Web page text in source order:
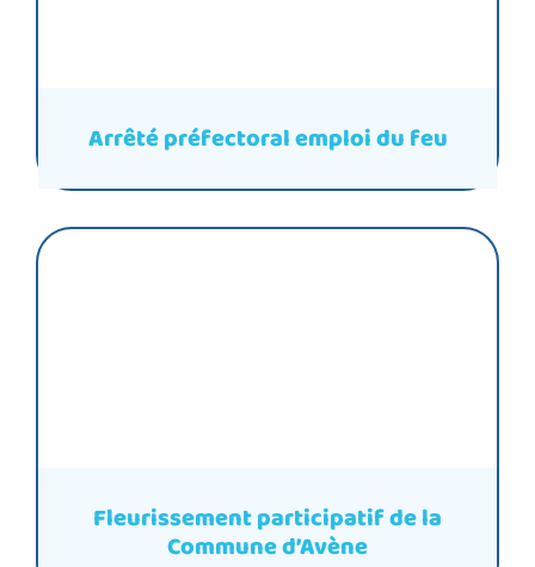
Arrêté préfectoral emploi du feu
Fleurissement participatif de la
Commune d’Avène